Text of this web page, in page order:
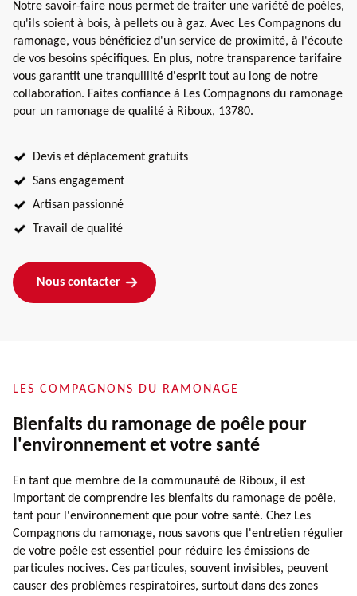
Notre savoir-faire nous permet de traiter une variété de poêles,
qu'ils soient à bois, à pellets ou à gaz. Avec Les Compagnons du
ramonage, vous bénéficiez d'un service de proximité, à l'écoute
de vos besoins spécifiques. En plus, notre transparence tarifaire
vous garantit une tranquillité d'esprit tout au long de notre
collaboration. Faites confiance à Les Compagnons du ramonage
pour un ramonage de qualité à Riboux, 13780.
Devis et déplacement gratuits
Sans engagement
Artisan passionné
Travail de qualité
Nous contacter
LES COMPAGNONS DU RAMONAGE
Bienfaits du ramonage de poêle pour
l'environnement et votre santé
En tant que membre de la communauté de Riboux, il est
important de comprendre les bienfaits du ramonage de poêle,
tant pour l'environnement que pour votre santé. Chez Les
Compagnons du ramonage, nous savons que l'entretien régulier
de votre poêle est essentiel pour réduire les émissions de
particules nocives. Ces particules, souvent invisibles, peuvent
causer des problèmes respiratoires, surtout dans des zones